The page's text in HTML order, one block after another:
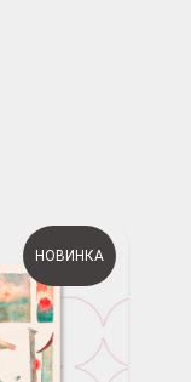
НОВИНКА